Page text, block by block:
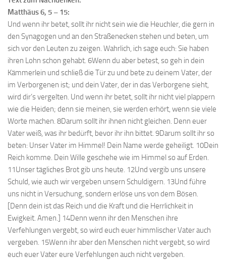
Matthäus 6, 5 – 15:
Und wenn ihr betet, sollt ihr nicht sein wie die Heuchler, die gern in
den Synagogen und an den Straßenecken stehen und beten, um
sich vor den Leuten zu zeigen. Wahrlich, ich sage euch: Sie haben
ihren Lohn schon gehabt. 6Wenn du aber betest, so geh in dein
Kämmerlein und schließ die Tür zu und bete zu deinem Vater, der
im Verborgenen ist; und dein Vater, der in das Verborgene sieht,
wird dir’s vergelten. Und wenn ihr betet, sollt ihr nicht viel plappern
wie die Heiden; denn sie meinen, sie werden erhört, wenn sie viele
Worte machen. 8Darum sollt ihr ihnen nicht gleichen. Denn euer
Vater weiß, was ihr bedürft, bevor ihr ihn bittet. 9Darum sollt ihr so
beten: Unser Vater im Himmel! Dein Name werde geheiligt. 10Dein
Reich komme. Dein Wille geschehe wie im Himmel so auf Erden.
11Unser tägliches Brot gib uns heute. 12Und vergib uns unsere
Schuld, wie auch wir vergeben unsern Schuldigern. 13Und führe
uns nicht in Versuchung, sondern erlöse uns von dem Bösen.
[Denn dein ist das Reich und die Kraft und die Herrlichkeit in
Ewigkeit. Amen.] 14Denn wenn ihr den Menschen ihre
Verfehlungen vergebt, so wird euch euer himmlischer Vater auch
vergeben. 15Wenn ihr aber den Menschen nicht vergebt, so wird
euch euer Vater eure Verfehlungen auch nicht vergeben.